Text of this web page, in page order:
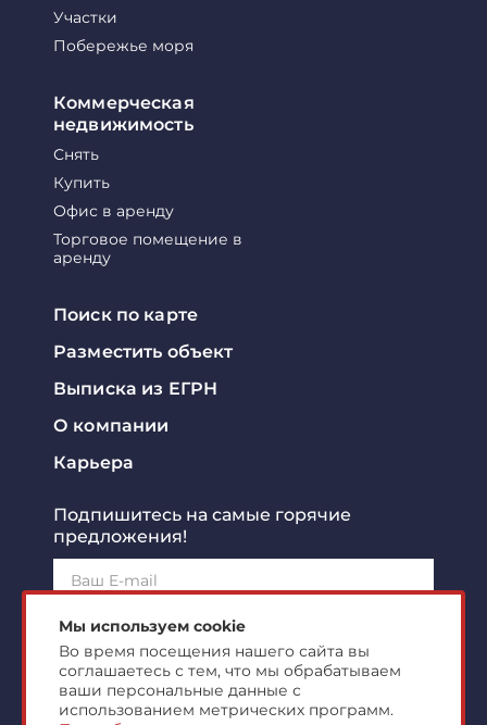
Участки
Побережье моря
Коммерческая
недвижимость
Снять
Купить
Офис в аренду
Торговое помещение в
аренду
Поиск по карте
Разместить объект
Выписка из ЕГРН
О компании
Карьера
Подпишитесь на самые горячие
предложения!
Подписаться!
Я ознакомлен сполитикой конфиденциальности
согласен наобработку персональных данных
Мы используем cookie
Во время посещения нашего сайта вы
соглашаетесь с тем, что мы обрабатываем
ваши персональные данные с
использованием метрических программ.